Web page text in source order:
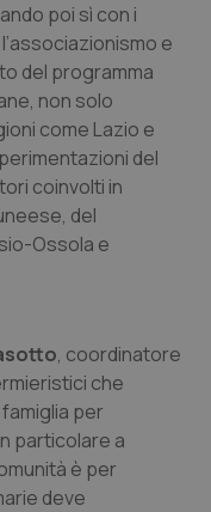
poi sì con i
e
del programma
non solo
come Lazio e
del
coinvolti in
del
Ossola e
, coordinatore
che
per
particolare a
è per
deve